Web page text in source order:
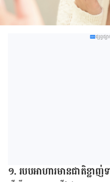
ផ្សព្វផ្
១. ​របប​អាហារ​​មាន​ជាតិ​ខ្លាញ់​